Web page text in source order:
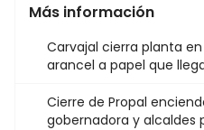
Más información
Carvajal cierra planta
arancel a papel que
Cierre de Propal
gobernadora y alcaldes